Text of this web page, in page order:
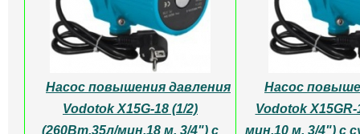
Насос повышения давления
Vodotok X15G-18 (1/2)
(260Вт,35л/мин,18 м, 3/4") с
Насос
Vodotok
мин,10 м, 3/4") с